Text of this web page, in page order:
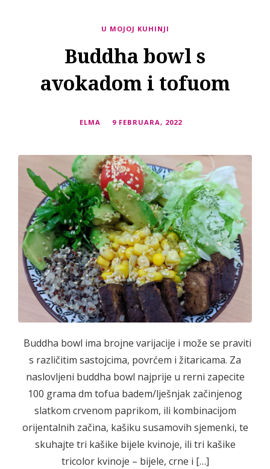
U MOJOJ KUHINJI
Buddha bowl s
avokadom i tofuom
ELMA 9 FEBRUARA, 2022
Buddha bowl ima brojne varijacije i može se praviti
s različitim sastojcima, povrćem i žitaricama. Za
naslovljeni buddha bowl najprije u rerni zapecite
100 grama dm tofua badem/lješnjak začinjenog
slatkom crvenom paprikom, ili kombinacijom
orijentalnih začina, kašiku susamovih sjemenki, te
skuhajte tri kašike bijele kvinoje, ili tri kašike
tricolor kvinoje – bijele, crne i […]